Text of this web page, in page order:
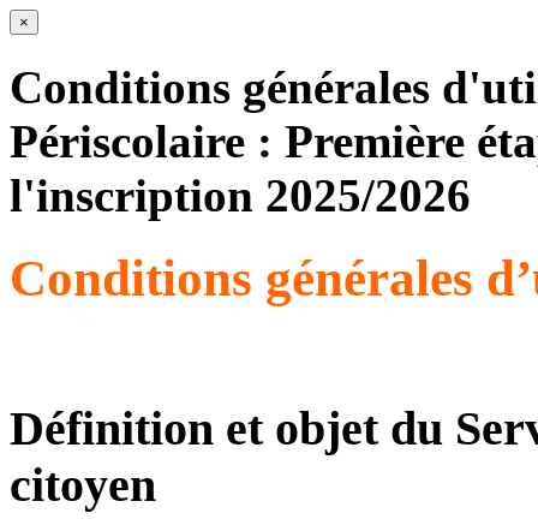
×
Conditions générales
Périscolaire : Première
l'inscription 2025/2026
Conditions générales
Définition et objet du
citoyen